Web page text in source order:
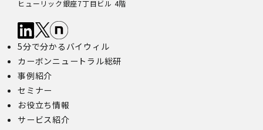
ヒューリック銀座7丁目ビル 4階
5分で分かるバイウィル
カーボンニュートラル総研
事例紹介
セミナー
お役立ち情報
サービス紹介